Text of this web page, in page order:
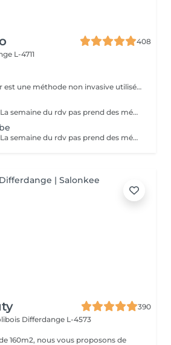
408
L-4711
Le détatouage au laser est une méthode non invasive utilisée pour enlever un tatouage de la peau en utilisant un laser. Ce processus est très populaire, car il permet de supprimer les tatouages de manière efficace tout en minimisant les risques de cicatrices. Le principe repose sur l'utilisation d e faisceaux lumineux qui fragmentent les pigments du tatouage.
Pas de rdv nécessaire La semaine du rdv pas prend des médicaments, des anti-inflamatoires, des antibiotiques et de cortisone.
Pas de rdv nécessaire La semaine du rdv pas prend des médicaments, des anti-inflamatoires, des antibiotiques et de cortisone.
390
Differdange L-4573
160m2, nous vous proposons de